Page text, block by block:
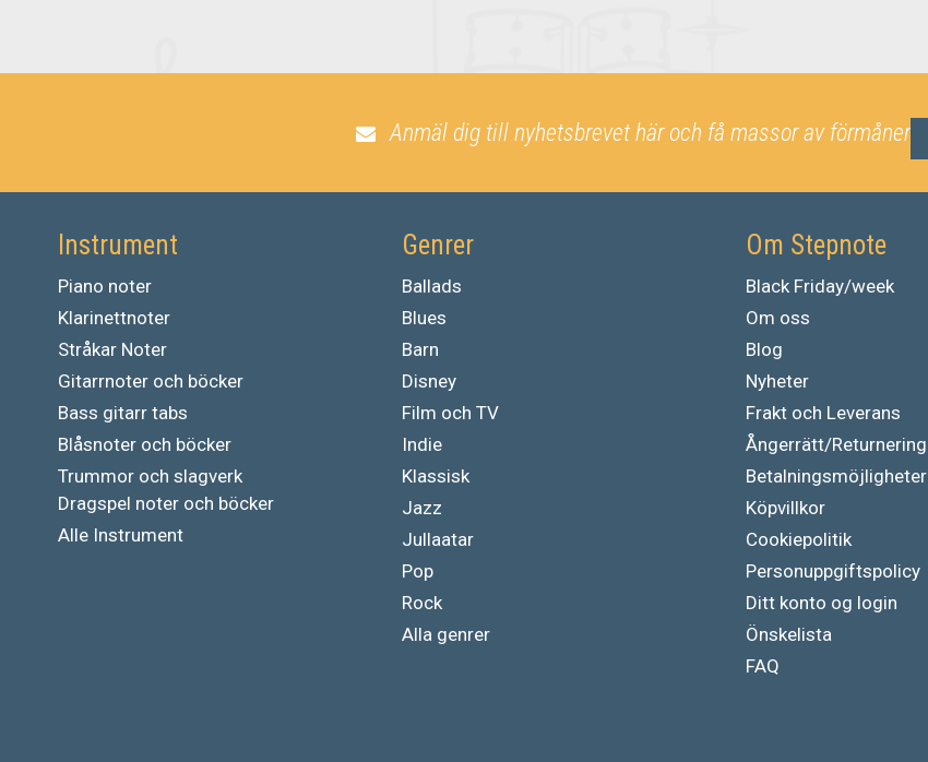
Anmäl dig till nyhetsbrevet här och få massor av förmåner
Instrument
Piano noter
Klarinettnoter
Stråkar Noter
Gitarrnoter och böcker
Bass gitarr tabs
Blåsnoter och böcker
Trummor och slagverk
Dragspel noter och böcker
Alle Instrument
Genrer
Ballads
Blues
Barn
Disney
Film och TV
Indie
Klassisk
Jazz
Jullaatar
Pop
Rock
Alla genrer
Om Stepnote
Black Friday/week
Om oss
Blog
Nyheter
Frakt och Leverans
Ångerrätt/Returnering
Betalningsmöjligheter
Köpvillkor
Cookiepolitik
Personuppgiftspolicy
Ditt konto og login
Önskelista
FAQ